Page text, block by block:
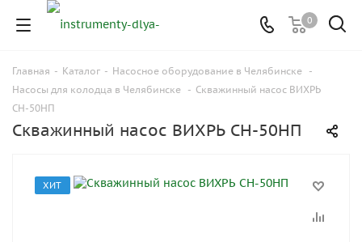
0
Главная - Каталог - Насосное оборудование в Челябинске -
Насосы для колодца в Челябинске - Скважинный насос ВИХРЬ
СН-50НП
Скважинный насос ВИХРЬ СН-50НП
ХИТ